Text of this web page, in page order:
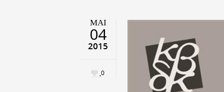
ΜΑΙ
04
2015
0